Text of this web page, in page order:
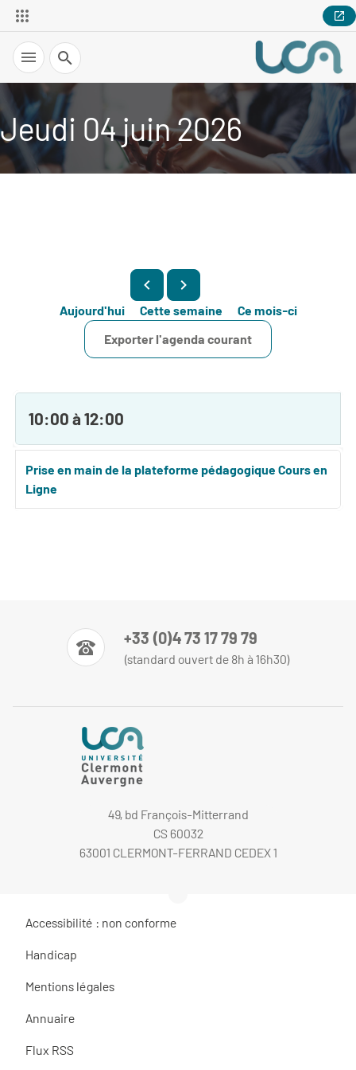
Recherche
Jeudi 04 juin 2026
Aujourd'hui Cette semaine
Ce mois-ci
Exporter l'agenda courant
10:00 à 12:00
Prise en main de la plateforme pédagogique Cours en
Ligne
+33 (0)4 73 17 79 79
(standard ouvert de 8h à 16h30)
49, bd François-Mitterrand
CS 60032
63001 CLERMONT-FERRAND CEDEX 1
Accessibilité : non conforme
Handicap
Mentions légales
Annuaire
Flux RSS